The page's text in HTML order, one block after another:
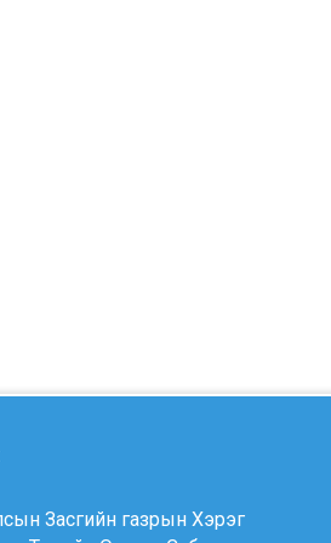
Засгийн газрын Хэрэг